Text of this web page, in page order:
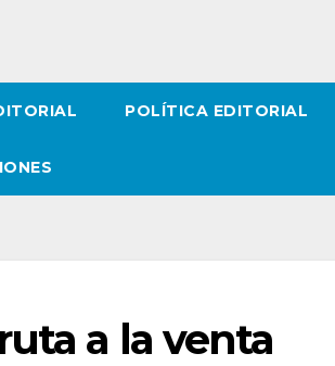
POLÍTICA EDITORIAL
a la venta